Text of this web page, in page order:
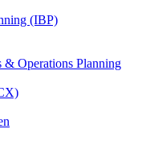
(IBP)
Operations Planning